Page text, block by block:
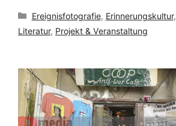
Kategorien
Ereignisfotografie, Erinnerungskultur,
Literatur, Projekt & Veranstaltung